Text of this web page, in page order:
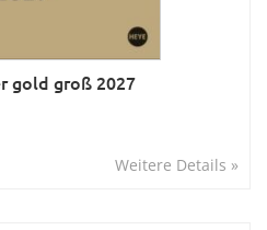
gold groß 2027
Weitere Details »